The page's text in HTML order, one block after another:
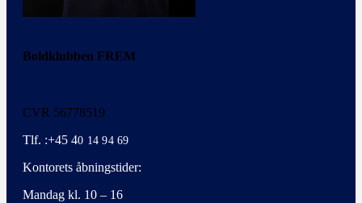
Boldklubben FREM
CVR 56778519
Tlf. :+45 40 14 94 69
Kontorets åbningstider:
Mandag kl. 10 – 16